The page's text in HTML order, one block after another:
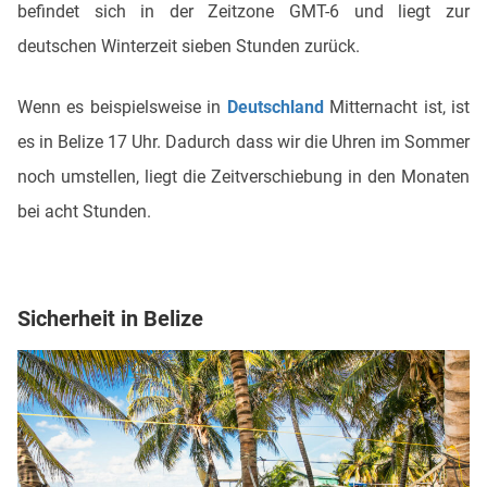
befindet sich in der Zeitzone GMT-6 und liegt zur
deutschen Winterzeit sieben Stunden zurück.
Wenn es beispielsweise in Deutschland Mitternacht ist, ist
es in Belize 17 Uhr. Dadurch dass wir die Uhren im Sommer
noch umstellen, liegt die Zeitverschiebung in den Monaten
bei acht Stunden.
Sicherheit in Belize